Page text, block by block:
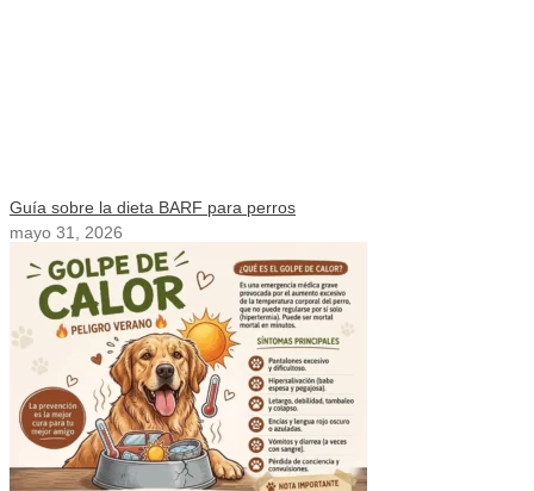
Guía sobre la dieta BARF para perros
mayo 31, 2026